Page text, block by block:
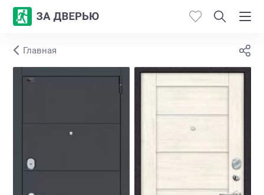
Каталог
Главная